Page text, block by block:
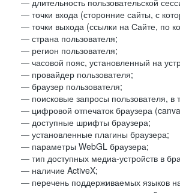
— длительность пользовательской
— точки входа (сторонние сайты, с
— точки выхода (ссылки на Сайте, по
— страна пользователя;
— регион пользователя;
— часовой пояс, установленный на
— провайдер пользователя;
— браузер пользователя;
— поисковые запросы пользователя, в
— цифровой отпечаток браузера
— доступные шрифты браузера;
— установленные плагины браузера;
— параметры WebGL браузера;
— тип доступных медиа-устройств в
— наличие ActiveX;
— перечень поддерживаемых языков